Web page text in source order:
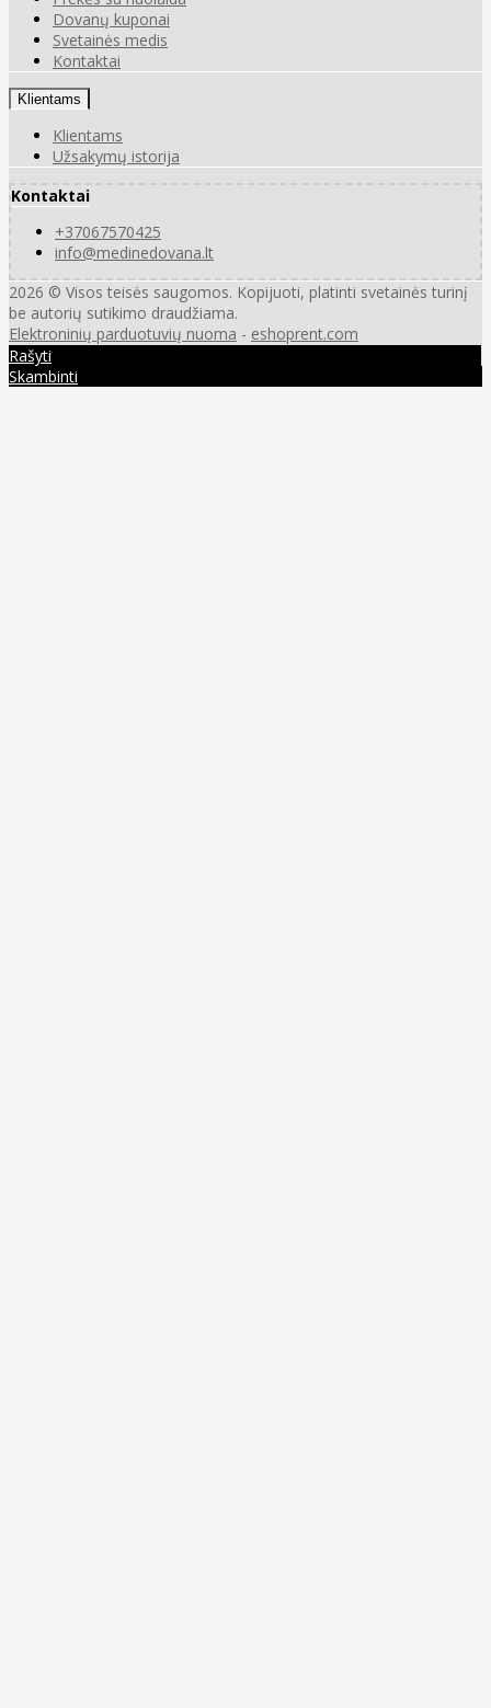
Dovanų kuponai
Svetainės medis
Kontaktai
Klientams
Klientams
Užsakymų istorija
Kontaktai
+37067570425
info@medinedovana.lt
2026 © Visos teisės saugomos. Kopijuoti, platinti svetainės turinį
be autorių sutikimo draudžiama.
Elektroninių parduotuvių nuoma - eshoprent.com
Rašyti
Skambinti